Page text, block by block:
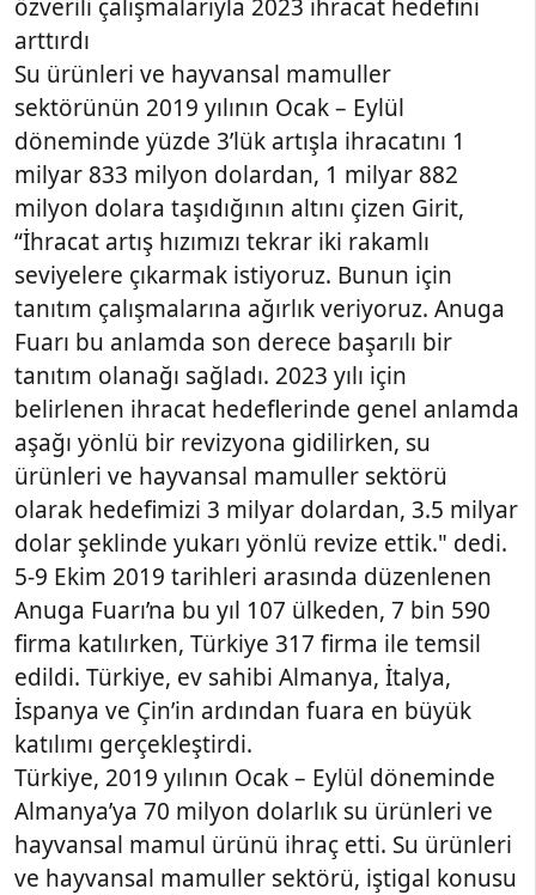
özverili çalışmalarıyla 2023 ihracat hedefini
arttırdı
Su ürünleri ve hayvansal mamuller
sektörünün 2019 yılının Ocak – Eylül
döneminde yüzde 3’lük artışla ihracatını 1
milyar 833 milyon dolardan, 1 milyar 882
milyon dolara taşıdığının altını çizen Girit,
“İhracat artış hızımızı tekrar iki rakamlı
seviyelere çıkarmak istiyoruz. Bunun için
tanıtım çalışmalarına ağırlık veriyoruz. Anuga
Fuarı bu anlamda son derece başarılı bir
tanıtım olanağı sağladı. 2023 yılı için
belirlenen ihracat hedeflerinde genel anlamda
aşağı yönlü bir revizyona gidilirken, su
ürünleri ve hayvansal mamuller sektörü
olarak hedefimizi 3 milyar dolardan, 3.5 milyar
dolar şeklinde yukarı yönlü revize ettik." dedi.
5-9 Ekim 2019 tarihleri arasında düzenlenen
Anuga Fuarı’na bu yıl 107 ülkeden, 7 bin 590
firma katılırken, Türkiye 317 firma ile temsil
edildi. Türkiye, ev sahibi Almanya, İtalya,
İspanya ve Çin’in ardından fuara en büyük
katılımı gerçekleştirdi.
Türkiye, 2019 yılının Ocak – Eylül döneminde
Almanya’ya 70 milyon dolarlık su ürünleri ve
hayvansal mamul ürünü ihraç etti. Su ürünleri
ve hayvansal mamuller sektörü, iştigal konusu